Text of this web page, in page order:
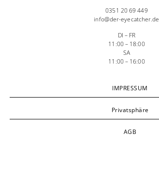
0351 20 69 449
info@der-eyecatcher.de
DI – FR
11:00 – 18:00
SA
11:00 – 16:00
IMPRESSUM
Privatsphäre
AGB